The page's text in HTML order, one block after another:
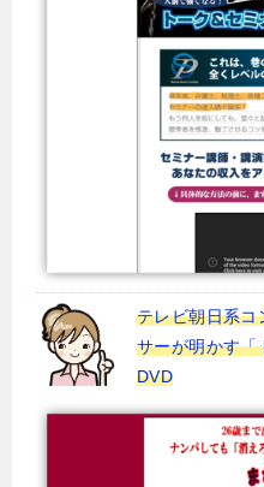
テレビ朝日系コ
サーが明かす「
DVD